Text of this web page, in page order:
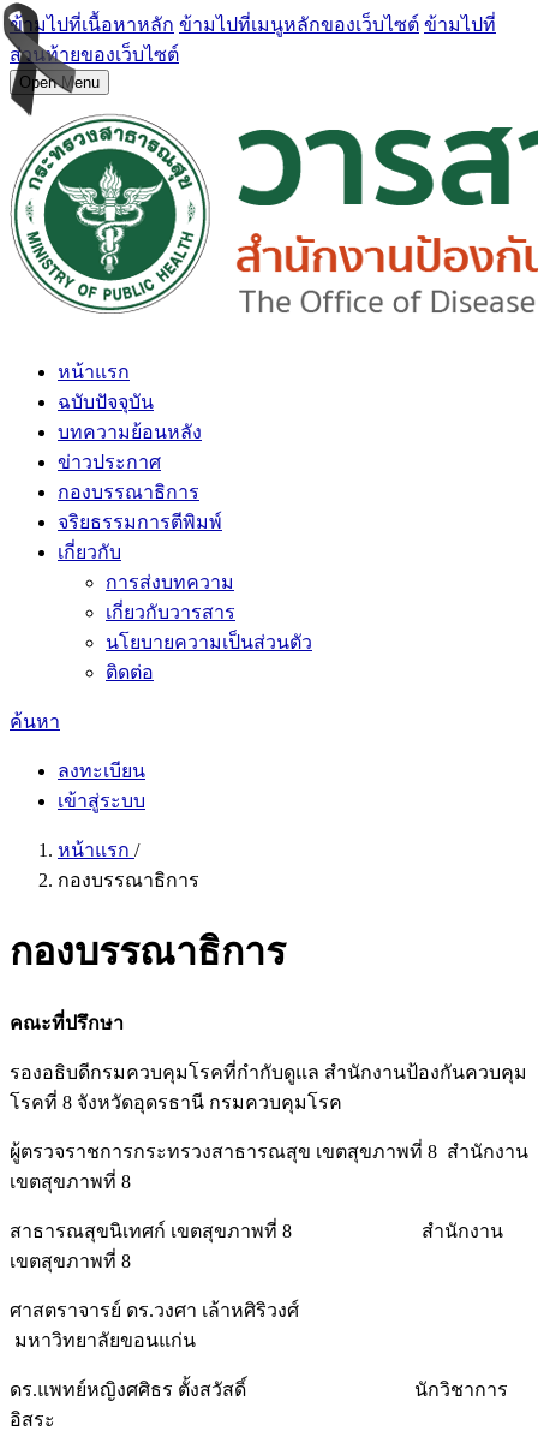
ข้ามไปที่เนื้อหาหลัก ข้ามไปที่เมนูหลักของเว็บไซต์ ข้ามไปที่
ส่วนท้ายของเว็บไซต์
Open Menu
หน้าแรก
ฉบับปัจจุบัน
บทความย้อนหลัง
ข่าวประกาศ
กองบรรณาธิการ
จริยธรรมการตีพิมพ์
เกี่ยวกับ
การส่งบทความ
เกี่ยวกับวารสาร
นโยบายความเป็นส่วนตัว
ติดต่อ
ค้นหา
ลงทะเบียน
เข้าสู่ระบบ
หน้าแรก /
กองบรรณาธิการ
กองบรรณาธิการ
คณะที่ปรึกษา
รองอธิบดีกรมควบคุมโรคที่กำกับดูแล สำนักงานป้องกันควบคุม
โรคที่ 8 จังหวัดอุดรธานี กรมควบคุมโรค
ผู้ตรวจราชการกระทรวงสาธารณสุข เขตสุขภาพที่ 8 สำนักงาน
เขตสุขภาพที่ 8
สาธารณสุขนิเทศก์ เขตสุขภาพที่ 8 สำนักงาน
เขตสุขภาพที่ 8
ศาสตราจารย์ ดร.วงศา เล้าหศิริวงศ์
มหาวิทยาลัยขอนแก่น
ดร.แพทย์หญิงศศิธร ตั้งสวัสดิ์ นักวิชาการ
อิสระ